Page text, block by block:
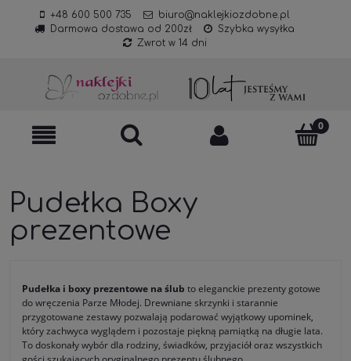
+48 600 500 735
biuro@naklejkiozdobne.pl
Darmowa dostawa od 200zł
Szybka wysyłka
Zwrot w 14 dni
Pudełka Boxy
prezentowe
Pudełka i boxy prezentowe na ślub to eleganckie prezenty gotowe
do wręczenia Parze Młodej. Drewniane skrzynki i starannie
przygotowane zestawy pozwalają podarować wyjątkowy upominek,
który zachwyca wyglądem i pozostaje piękną pamiątką na długie lata.
To doskonały wybór dla rodziny, świadków, przyjaciół oraz wszystkich